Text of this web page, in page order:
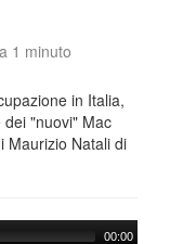
1 minuto
in Italia,
dei "nuovi" Mac
Maurizio Natali di
00:00